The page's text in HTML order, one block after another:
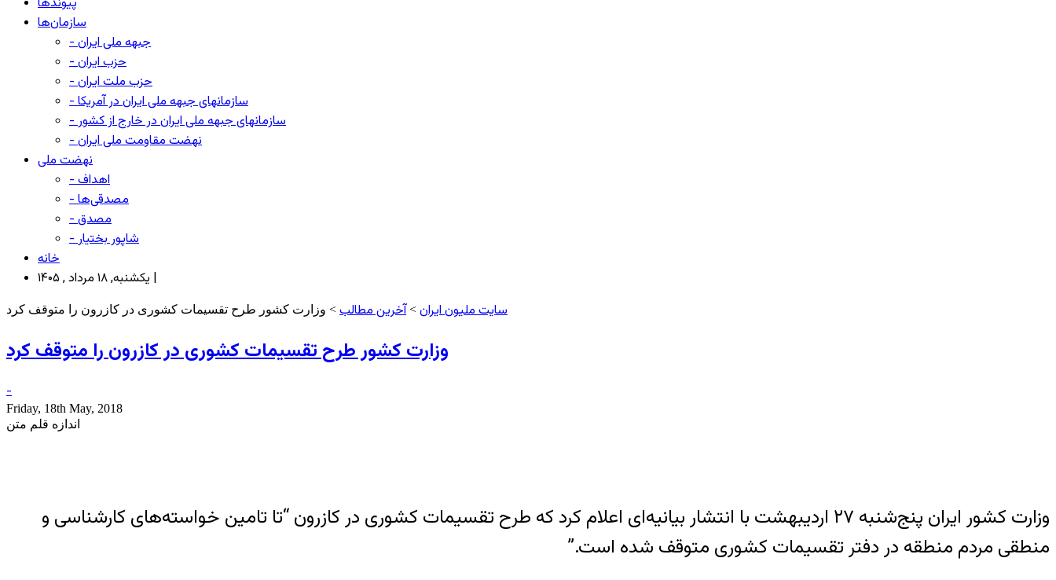
سازمان‌ها
- جبهه ملی ایران
- حزب ایران
- حزب ملت ایران
- سازمانهای جبهه ملی ایران در آمریکا
- سازمانهای جبهه ملی ایران در خارج از کشور
- نهضت مقاومت ملی ایران
نهضت ملی
- اهداف
- مصدقی‌ها
- مصدق
- شاپور بختیار
خانه
یکشنبه, ۱۸ مرداد , ۱۴۰۵ |
سایت ملیون ایران >آخرین مطالب > وزارت کشور طرح تقسیمات کشوری در کازرون را متوقف کرد
وزارت کشور طرح تقسیمات کشوری در کازرون را متوقف کرد
-
Friday, 18th May, 2018
اندازه قلم متن
وزارت کشور ایران پنج‌شنبه ۲۷ اردیبهشت با انتشار بیانیه‌ای اعلام کرد که طرح تقسیمات کشوری در کازرون “تا تامین خواسته‌های کارشناسی و
منطقی مردم منطقه در دفتر تقسیمات کشوری متوقف شده است.”